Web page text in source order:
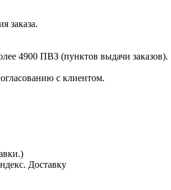
заказа.
4900 ПВЗ (пунктов выдачи заказов).
с клиентом.
Доставку